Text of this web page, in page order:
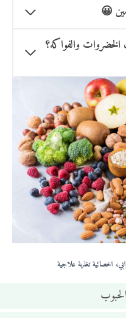
😀
الخضروات والفواكه؟
اخصائية تغذية علاجية